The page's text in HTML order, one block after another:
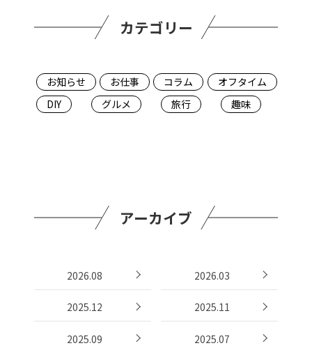
カテゴリー
お知らせ お仕事 コラム
オフタイム
DIY
グルメ 旅行 趣味
アーカイブ
2026.08 2026.03
2025.12 2025.11
2025.09 2025.07